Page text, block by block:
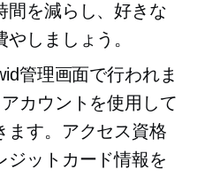
間を減らし、好きな
しましょう。
管理画面で行われま
アカウントを使用して
ます。アクセス資格
ジットカード情報を